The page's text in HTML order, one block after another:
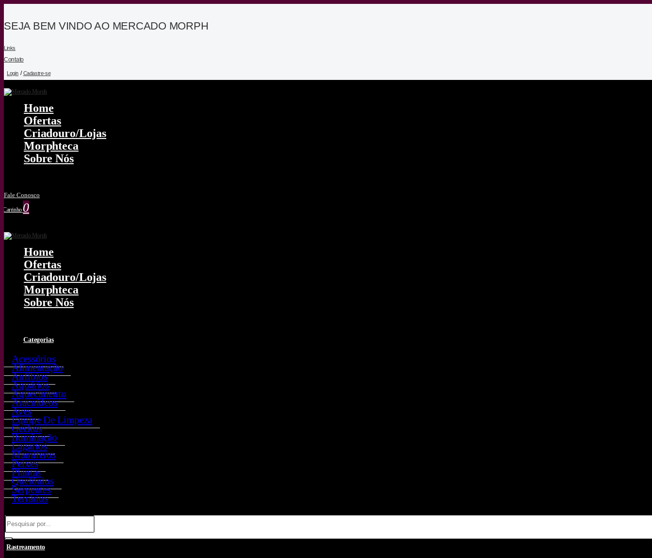
SEJA BEM VINDO AO MERCADO MORPH
Links
Contato
Login / Cadastre-se
Home
Ofertas
Criadouro/lojas
Morphteca
Sobre Nós
Fale Conosco
Carrinho 0
Home
Ofertas
Criadouro/lojas
Morphteca
Sobre Nós
Categorias
Acessórios
Alimentação
Anfíbios
Aquários
Aquecimento
Aracnídeos
Aves
Equipe De Limpeza
Geckos
Iluminação
Lagartos
Mamíferos
Peixes
Plantas
Quelônios
Serpentes
Terrários
Rastreamento